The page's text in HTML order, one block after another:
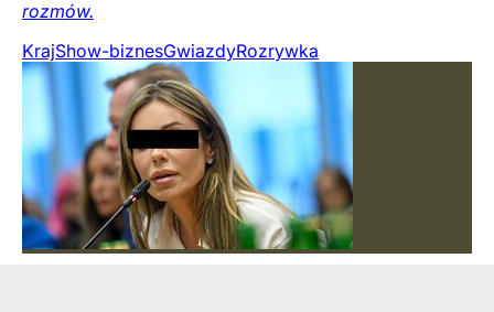
rozmów.
KrajShow-biznesGwiazdyRozrywka